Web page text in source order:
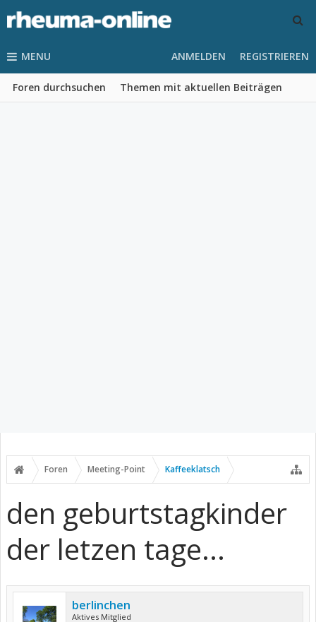
MENU
Foren durchsuchen Themen mit aktuellen Beiträgen
ANMELDEN REGISTRIEREN
Foren Meeting-Point Kaffeeklatsch
den geburtstagkinder
der letzen tage...
berlinchen
Aktives Mitglied